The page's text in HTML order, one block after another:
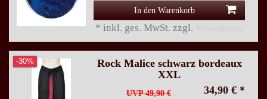
In den Warenkorb
* inkl. ges. MwSt. zzgl.
-30%
Rock Malice schwarz bordeaux
XXL
UVP 49,90 € 34,90 € *